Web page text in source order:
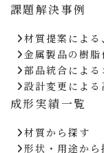
課題解決事例
材質提案によ
金属製品の樹
部品統合によ
設計変更によ
成形実績一覧
材質から探す
形状・用途から